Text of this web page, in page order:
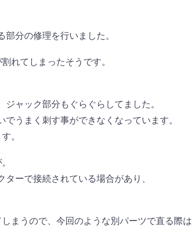
分の修理を行いました。
れてしまったそうです。
ャック部分もぐらぐらしてました。
うまく刺す事ができなくなっています。
。
ーで接続されている場合があり、
まうので、今回のような別パーツで直る際は